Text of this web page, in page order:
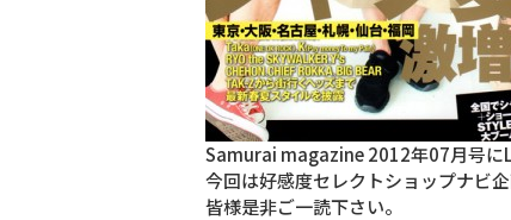
Samurai magazine 2012年07月号に
今回は好感度セレクトショップナビ
皆様是非ご一読下さい。